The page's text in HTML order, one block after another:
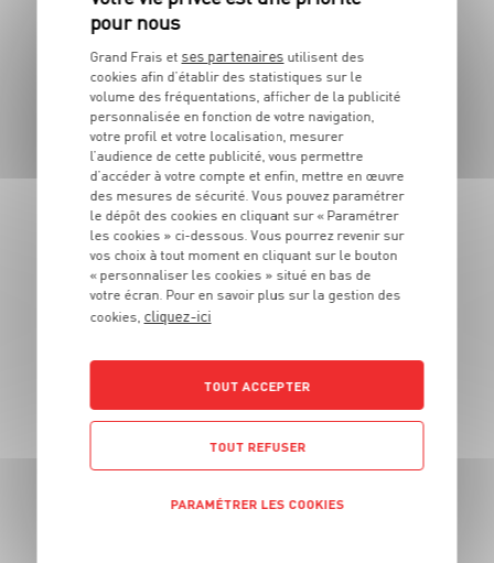
PAVÉ DE THON ALBACORE SASHIMI
Barquette de poids variable
OFFRE APP
6 48
-22,2% 5€
Les 180g - Soit 27€99 le kg au lieu de 35€99 le kg
DU 27/07 AU 23/08
IGP VAR "MAS
ENSOLEILLÉ"
Grand Frais et ses partenaires utilisent des
cookies afin d’établir des statistiques sur le
volume des fréquentations, afficher de la publicité
personnalisée en fonction de votre navigation,
votre profil et votre localisation, mesurer
l’audience de cette publicité, vous permettre
d’accéder à votre compte et enfin, mettre en œuvre
des mesures de sécurité. Vous pouvez paramétrer
le dépôt des cookies en cliquant sur « Paramétrer
les cookies » ci-dessous. Vous pourrez revenir sur
vos choix à tout moment en cliquant sur le bouton
« personnaliser les cookies » situé en bas de
votre écran. Pour en savoir plus sur la gestion des
cookies, cliquez-ici
TOUT ACCEPTER
TOUT REFUSER
PARAMÉTRER LES COOKIES